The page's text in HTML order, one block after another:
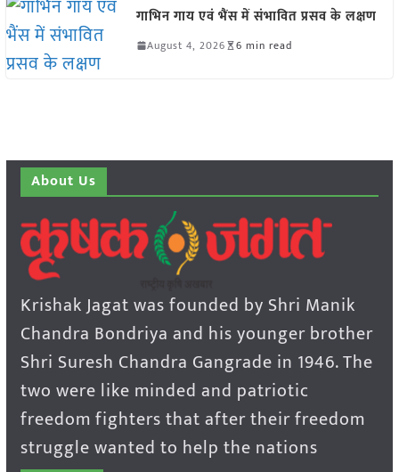
गाभिन गाय एवं भैंस में संभावित प्रसव के लक्षण
August 4, 2026 6 min read
About Us
Krishak Jagat was founded by Shri Manik
Chandra Bondriya and his younger brother
Shri Suresh Chandra Gangrade in 1946. The
two were like minded and patriotic
freedom fighters that after their freedom
struggle wanted to help the nations